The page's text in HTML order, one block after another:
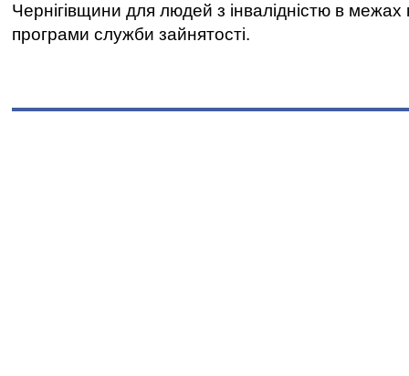
Чернігівщини для людей з інвалідністю в межах
програми служби зайнятості.